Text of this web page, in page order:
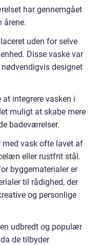
har gennemgået
årene.
uden for selve
Disse vaske var
designet
integrere vasken i
muligt at skabe mere
badeværelser.
med vask ofte lavet af
eller rustfrit stål.
byggematerialer er
til rådighed, der
og personlige
udbredt og populær
de tilbyder